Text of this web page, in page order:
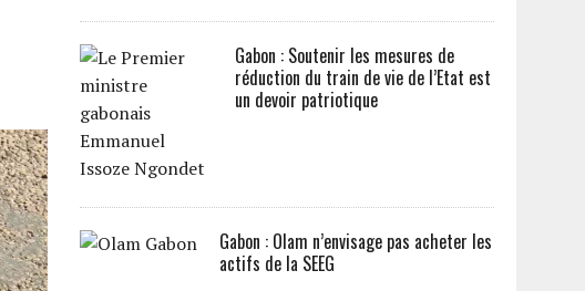
Gabon : Soutenir les mesures de
réduction du train de vie de l’Etat est
un devoir patriotique
Gabon : Olam n’envisage pas acheter les
actifs de la SEEG